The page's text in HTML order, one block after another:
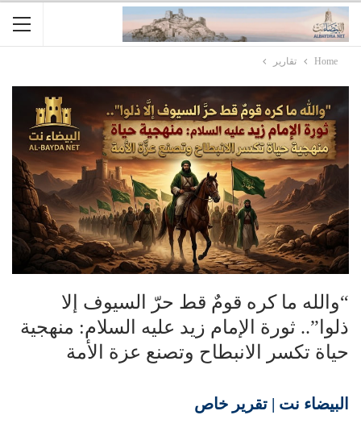
Home تقارير
“والله ما كره قومٌ قط حرّ السيوف إلا
ذلوا”.. ثورة الإمام زيد عليه السلام: منهجية
حياة تكسر الانبطاح وتصنع عزة الأمة
البيضاء نت | تقرير خاص